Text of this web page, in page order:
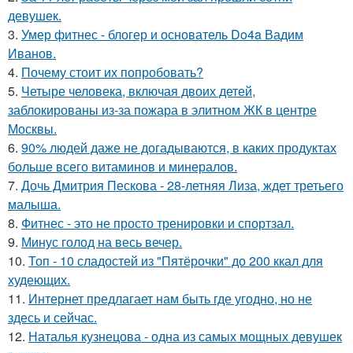
девушек.
3. Умер фитнес - блогер и основатель Do4a Вадим
Иванов.
4. Почему стоит их попробовать?
5. Четыре человека, включая двоих детей,
заблокированы из-за пожара в элитном ЖК в центре
Москвы.
6. 90% людей даже не догадываются, в каких продуктах
больше всего витаминов и минералов.
7. Дочь Дмитрия Пескова - 28-летняя Лиза, ждет третьего
малыша.
8. Фитнес - это не просто тренировки и спортзал.
9. Минус голод на весь вечер.
10. Топ - 10 сладостей из "Пятёрочки" до 200 ккал для
худеющих.
11. Интернет предлагает нам быть где угодно, но не
здесь и сейчас.
12. Наталья кузнецова - одна из самых мощных девушек